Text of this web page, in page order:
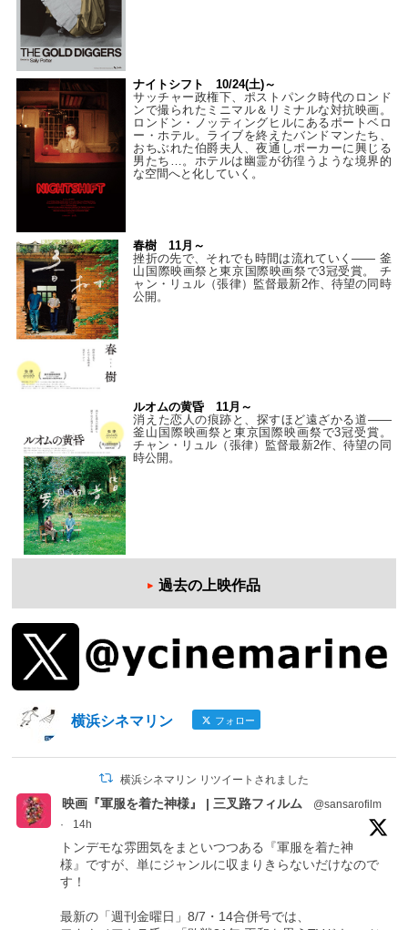
ナイトシフト 10/24(土)～
サッチャー政権下、ポストパンク時代のロンド
ンで撮られたミニマル＆リミナルな対抗映画。
ロンドン・ノッティングヒルにあるポートベロ
ー・ホテル。ライブを終えたバンドマンたち、
おちぶれた伯爵夫人、夜通しポーカーに興じる
男たち…。ホテルは幽霊が彷徨うような境界的
な空間へと化していく。
春樹 11月～
挫折の先で、それでも時間は流れていく—— 釜
山国際映画祭と東京国際映画祭で3冠受賞。 チ
ャン・リュル（張律）監督最新2作、待望の同時
公開。
ルオムの黄昏 11月～
消えた恋人の痕跡と、探すほど遠ざかる道——
釜山国際映画祭と東京国際映画祭で3冠受賞。
チャン・リュル（張律）監督最新2作、待望の同
時公開。
過去の上映作品
横浜シネマリン フォロー
横浜シネマリン リツイートされました
映画『軍服を着た神様』 | 三叉路フィルム
@sansarofilm
·
14h
トンデモな雰囲気をまといつつある『軍服を着た神
様』ですが、単にジャンルに収まりきらないだけなので
す！
最新の「週刊金曜日」8/7・14合併号では、